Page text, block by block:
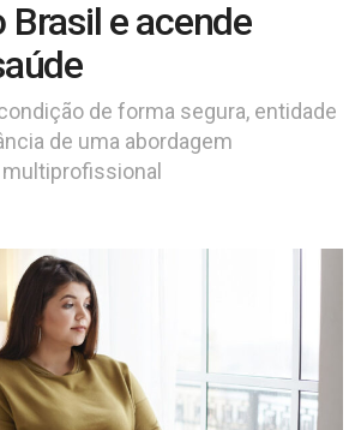
Brasil e acende
de forma segura, entidade
de uma abordagem